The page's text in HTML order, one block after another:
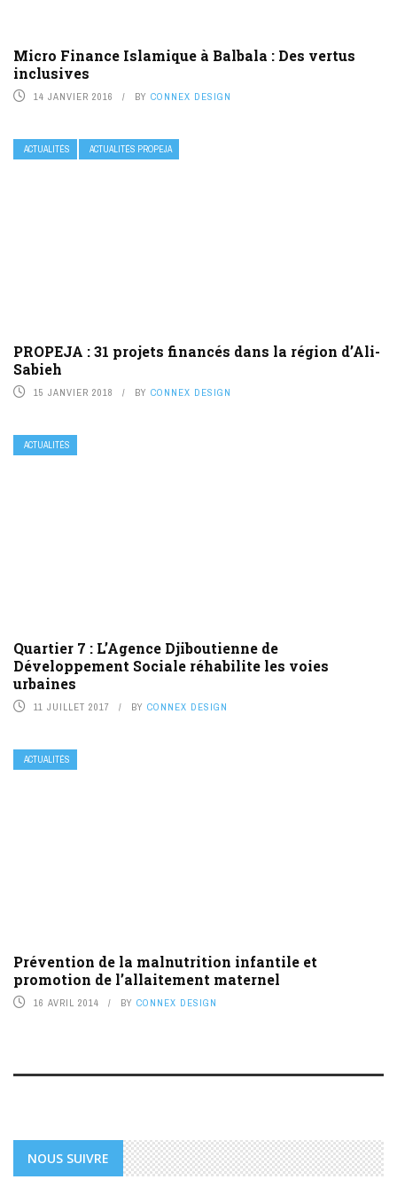
Micro Finance Islamique à Balbala : Des vertus
inclusives
14 JANVIER 2016 BY CONNEX DESIGN
ACTUALITÉS ACTUALITÉS PROPEJA
PROPEJA : 31 projets financés dans la région d’Ali-
Sabieh
15 JANVIER 2018 BY CONNEX DESIGN
ACTUALITÉS
Quartier 7 : L’Agence Djiboutienne de
Développement Sociale réhabilite les voies
urbaines
11 JUILLET 2017 BY CONNEX DESIGN
ACTUALITÉS
Prévention de la malnutrition infantile et
promotion de l’allaitement maternel
16 AVRIL 2014 BY CONNEX DESIGN
NOUS SUIVRE